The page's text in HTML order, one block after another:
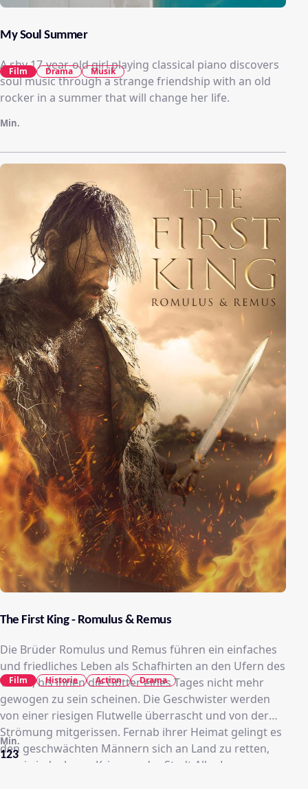
My Soul Summer
A shy 17-year-old girl playing classical piano discovers
soul music through a strange friendship with an old
rocker in a summer that will change her life.
Min.
Film Drama Musik
The First King - Romulus & Remus
Die Brüder Romulus und Remus führen ein einfaches
und friedliches Leben als Schafhirten an den Ufern des
Tibers, bis ihnen die Götter eines Tages nicht mehr
gewogen zu sein scheinen. Die Geschwister werden
von einer riesigen Flutwelle überrascht und von der
Strömung mitgerissen. Fernab ihrer Heimat gelingt es
den geschwächten Männern sich an Land zu retten,
wo sie jedoch von Kriegern der Stadt Alba Longa
123
Min.
Film Historie Action Drama